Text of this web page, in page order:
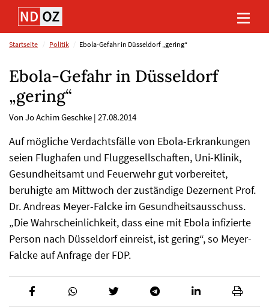
Direkt
Inhalt
(Eingabetaste)
Direkt
Hauptmenu
(Eingabetaste)
Direkt
Suche
(Eingabetaste)
Direkt
Footer
(Eingabetaste)
Startseite Politik Ebola-Gefahr in Düsseldorf „gering“
Ebola-Gefahr in Düsseldorf
„gering“
Von Jo Achim Geschke | 27.08.2014
Auf mögliche Verdachtsfälle von Ebola-Erkrankungen
seien Flughafen und Fluggesellschaften, Uni-Klinik,
Gesundheitsamt und Feuerwehr gut vorbereitet,
beruhigte am Mittwoch der zuständige Dezernent Prof.
Dr. Andreas Meyer-Falcke im Gesundheitsausschuss.
„Die Wahrscheinlichkeit, dass eine mit Ebola infizierte
Person nach Düsseldorf einreist, ist gering“, so Meyer-
Falcke auf Anfrage der FDP.